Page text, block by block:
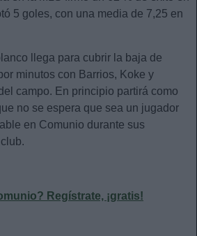
5 goles, con una media de 7,25 en
llega para cubrir la baja de
minutos con Barrios, Koke y
campo. En principio partirá como
no se espera que sea un jugador
en Comunio durante sus
Regístrate, ¡gratis!